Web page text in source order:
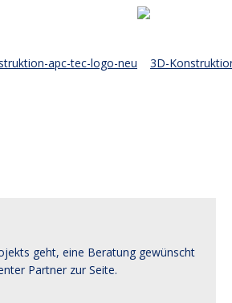
geht, eine Beratung gewünscht
Partner zur Seite.